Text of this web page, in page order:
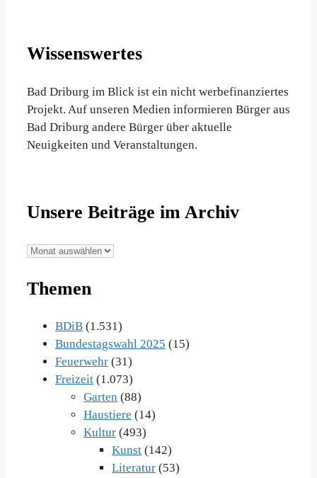
Wissenswertes
Bad Driburg im Blick ist ein nicht werbefinanziertes
Projekt. Auf unseren Medien informieren Bürger aus
Bad Driburg andere Bürger über aktuelle
Neuigkeiten und Veranstaltungen.
Unsere Beiträge im Archiv
Unsere
im
Themen
BDiB (1.531)
Bundestagswahl 2025 (15)
Feuerwehr (31)
Freizeit (1.073)
Garten (88)
Haustiere (14)
Kultur (493)
Kunst (142)
Literatur (53)